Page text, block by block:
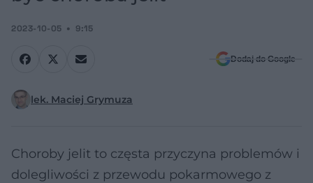
2023-10-05 9:15
Dodaj do Google
lek. Maciej Grymuza
Choroby jelit to częsta przyczyna problemów i
dolegliwości z przewodu pokarmowego z